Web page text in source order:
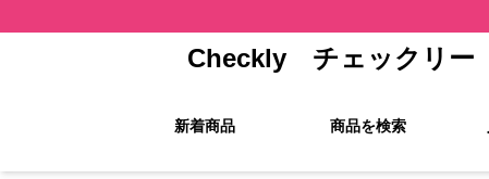
Checkly チェックリー
新着商品 商品を検索